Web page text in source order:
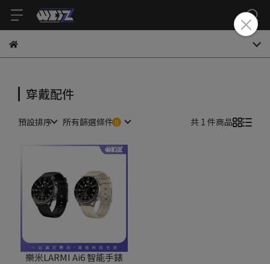
穿戴配件
預設排序 所有篩選條件 共 1 件商品
樂米LARMI Ai6 智能手錶